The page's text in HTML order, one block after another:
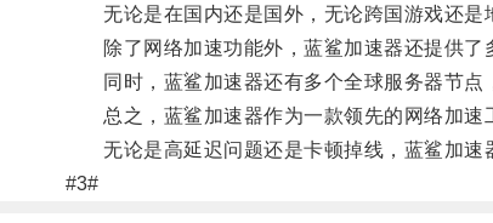
无论是在国内还是国外，无论跨国游戏还是
除了网络加速功能外，蓝鲨加速器还提供了
同时，蓝鲨加速器还有多个全球服务器节点
总之，蓝鲨加速器作为一款领先的网络加速
无论是高延迟问题还是卡顿掉线，蓝鲨加速
#3#